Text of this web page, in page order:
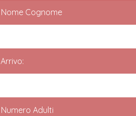
Nome Cognome
Arrivo:
Numero Adulti